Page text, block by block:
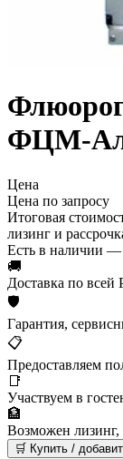
ФЦМ-
Цена
Цена по запросу
Итоговая
лизинг и
Есть в наличии —
🚚
Доставка по
🛡
Гарантия,
📋
Предоставляем
📑
Участвуем в
🏦
Возможен лизинг,
🛒 Купить /